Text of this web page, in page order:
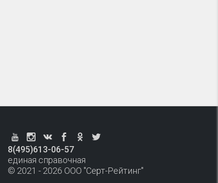
8(495)613-06-57
единая справочная
© 2021 - 2026 ООО "Серт-Рейтинг"